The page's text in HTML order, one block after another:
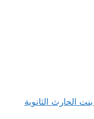
الحارث الثانوية